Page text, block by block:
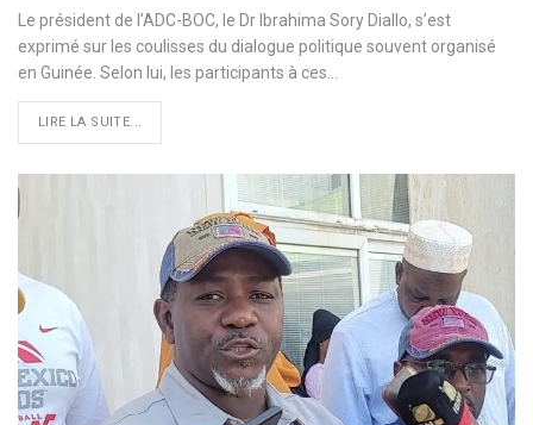
Le président de l’ADC-BOC, le Dr Ibrahima Sory Diallo, s’est
exprimé sur les coulisses du dialogue politique souvent organisé
en Guinée. Selon lui, les participants à ces…
LIRE LA SUITE...